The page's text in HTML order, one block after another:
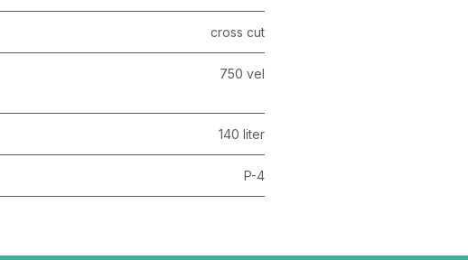
cross cut
750 vel
140 liter
P-4